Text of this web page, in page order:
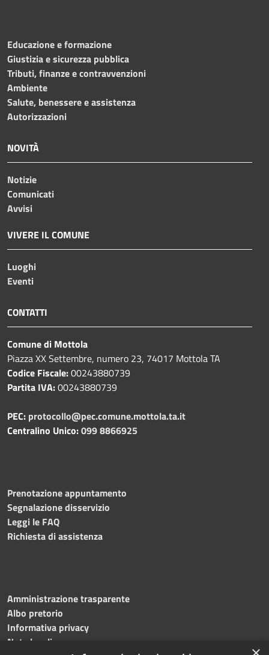
Educazione e formazione
Giustizia e sicurezza pubblica
Tributi, finanze e contravvenzioni
Ambiente
Salute, benessere e assistenza
Autorizzazioni
NOVITÀ
Notizie
Comunicati
Avvisi
VIVERE IL COMUNE
Luoghi
Eventi
CONTATTI
Comune di Mottola
Piazza XX Settembre, numero 23, 74017 Mottola TA
Codice Fiscale:00243880739
Partita IVA:00243880739
PEC: protocollo@pec.comune.mottola.ta.it
Centralino Unico:099 8866925
Prenotazione appuntamento
Segnalazione disservizio
Leggi le FAQ
Richiesta di assistenza
Amministrazione trasparente
Albo pretorio
Informativa privacy
Note legali